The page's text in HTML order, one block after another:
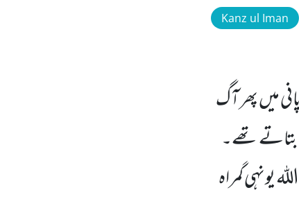
Kanz ul Iman
میں پھر آگ
بتاتے تھے۔
یونہی گمراہ